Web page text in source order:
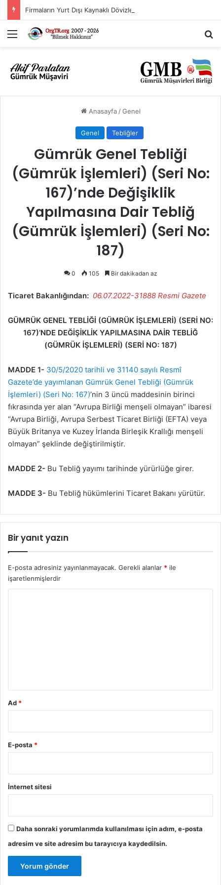
Menü
Anasayfa / Genel
Genel Tebliğler
Gümrük Genel Tebliği
(Gümrük İşlemleri) (Seri No:
167)’nde Değişiklik
Yapılmasına Dair Tebliğ
(Gümrük İşlemleri) (Seri No:
187)
0 105 Bir dakikadan az
Ticaret Bakanlığından: 06.07.2022-31888 Resmi Gazete
GÜMRÜK GENEL TEBLİĞİ (GÜMRÜK İŞLEMLERİ) (SERİ NO:
167)’NDE DEĞİŞİKLİK YAPILMASINA DAİR TEBLİĞ
(GÜMRÜK İŞLEMLERİ) (SERİ NO: 187)
MADDE 1- 30/5/2020 tarihli ve 31140 sayılı Resmî
Gazete’de yayımlanan Gümrük Genel Tebliği (Gümrük
İşlemleri) (Seri No: 167)’nin 3 üncü maddesinin birinci
fıkrasında yer alan “Avrupa Birliği menşeli olmayan” ibaresi
“Avrupa Birliği, Avrupa Serbest Ticaret Birliği (EFTA) veya
Büyük Britanya ve Kuzey İrlanda Birleşik Krallığı menşeli
olmayan” şeklinde değiştirilmiştir.
MADDE 2- Bu Tebliğ yayımı tarihinde yürürlüğe girer.
MADDE 3- Bu Tebliğ hükümlerini Ticaret Bakanı yürütür.
Bir yanıt yazın
E-posta adresiniz yayınlanmayacak. Gerekli alanlar * ile
işaretlenmişlerdir
Ad *
E-posta *
İnternet sitesi
Daha sonraki yorumlarımda kullanılması için adım, e-posta
adresim ve site adresim bu tarayıcıya kaydedilsin.